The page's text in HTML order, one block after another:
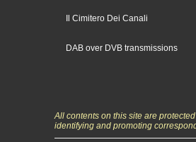
Il Cimitero Dei Canali
DAB over DVB transmissions
All contents on this site are
identifying and promoting